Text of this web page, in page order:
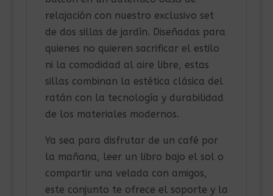
relajación con nuestro exclusivo set
de dos sillas de jardín. Diseñadas para
quienes no quieren sacrificar el estilo
ni la comodidad al aire libre, estas
sillas combinan la estética clásica del
ratán con la tecnología y durabilidad
de los materiales modernos.
Ya sea para disfrutar de un café por
la mañana, leer un libro bajo el sol o
compartir una velada con amigos,
este conjunto te ofrece el soporte y la